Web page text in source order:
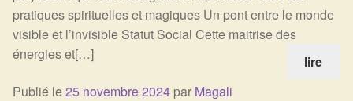
Pendentifs
Pierres
pratiques spirituelles et magiques Un pont entre le monde
visible et l’invisible Statut Social Cette maitrise des
énergies et[…]
lire
Publié le25 novembre 2024 par Magali